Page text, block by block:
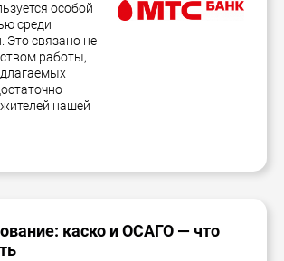
особой
среди
Это связано не
работы,
нашей
каско и ОСАГО — что